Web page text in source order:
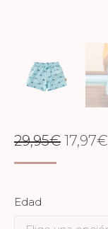
29,95€ EL
17,97€
Edad